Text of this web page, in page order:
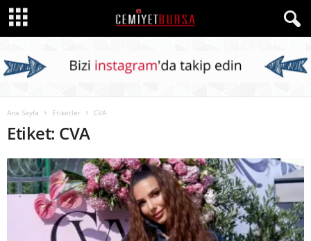
Ana Sayfa Etiketler CVA
Etiket: CVA